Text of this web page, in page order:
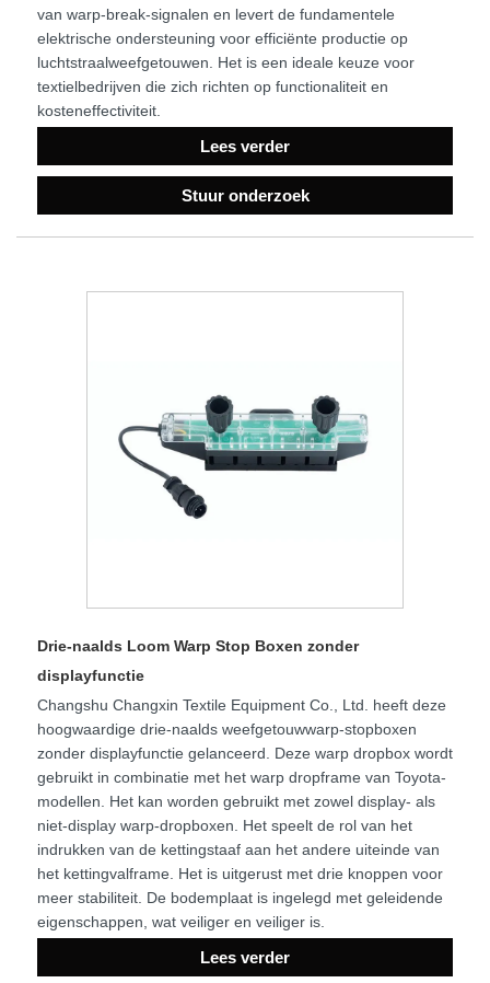
van warp-break-signalen en levert de fundamentele
elektrische ondersteuning voor efficiënte productie op
luchtstraalweefgetouwen. Het is een ideale keuze voor
textielbedrijven die zich richten op functionaliteit en
kosteneffectiviteit.
Lees verder
Stuur onderzoek
Drie-naalds Loom Warp Stop Boxen zonder
displayfunctie
Changshu Changxin Textile Equipment Co., Ltd. heeft deze
hoogwaardige drie-naalds weefgetouwwarp-stopboxen
zonder displayfunctie gelanceerd. Deze warp dropbox wordt
gebruikt in combinatie met het warp dropframe van Toyota-
modellen. Het kan worden gebruikt met zowel display- als
niet-display warp-dropboxen. Het speelt de rol van het
indrukken van de kettingstaaf aan het andere uiteinde van
het kettingvalframe. Het is uitgerust met drie knoppen voor
meer stabiliteit. De bodemplaat is ingelegd met geleidende
eigenschappen, wat veiliger en veiliger is.
Lees verder